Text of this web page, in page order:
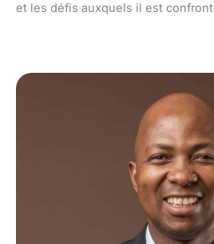
et les défis auxquels il est